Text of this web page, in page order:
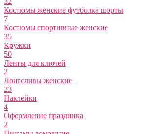
Костюмы женские футболка шорты
7
Костюмы спортивные женские
35
Кружки
50
Ленты для ключей
2
Лонгсливы женские
23
Наклейки
4
Оформление праздника
2